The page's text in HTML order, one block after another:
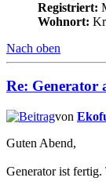
Registriert:
Wohnort:
Nach oben
Re: Generator
von
Guten Abend,
Generator ist